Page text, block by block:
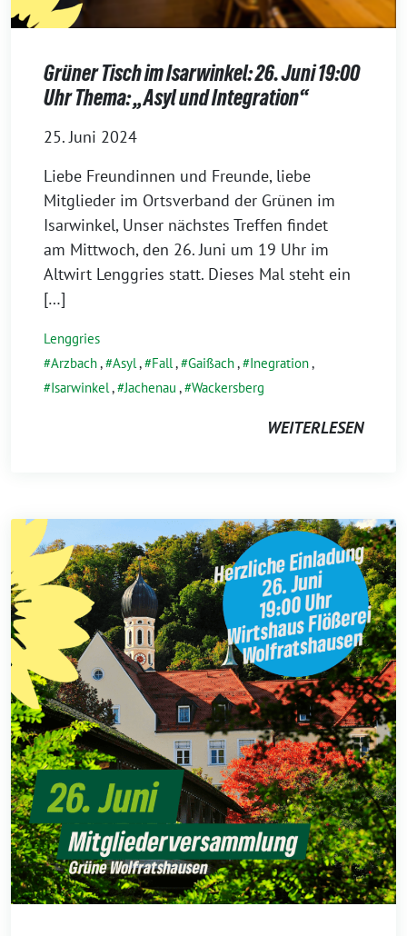
Grüner Tisch im Isarwinkel: 26. Juni 19:00
Uhr Thema: „Asyl und Integration“
25. Juni 2024
Liebe Freundinnen und Freunde, liebe
Mitglieder im Ortsverband der Grünen im
Isarwinkel, Unser nächstes Treffen findet
am Mittwoch, den 26. Juni um 19 Uhr im
Altwirt Lenggries statt. Dieses Mal steht ein
[…]
Lenggries
Arzbach, Asyl, Fall, Gaißach, Inegration,
Isarwinkel, Jachenau , Wackersberg
WEITERLESEN